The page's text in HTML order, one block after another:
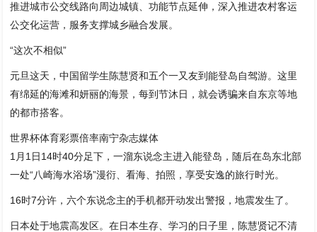
推进城市公交线路向周边城镇、功能节点延伸，深入推进农村客运
公交化运营，服务支撑城乡融合发展。
“这次不相似”
元旦这天，中国留学生陈慧贤和五个一又友到能登岛自驾游。这里
有绵延的海滩和妍丽的海景，每到节沐日，就会诱骗来自东京等地
的都市搭客。
世界杯体育彩票倍率南宁杂志媒体
1月1日14时40分足下，一溜东说念主进入能登岛，随后在岛东北部
一处“八崎海水浴场”漫衍、看海、拍照，享受安逸的旅行时光。
16时7分许，六个东说念主的手机都开动发出警报，地震发生了。
日本处于地震高发区。在日本生存、学习的日子里，陈慧贤记不清